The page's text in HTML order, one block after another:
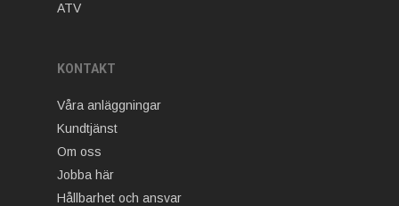
ATV
KONTAKT
Våra anläggningar
Kundtjänst
Om oss
Jobba här
Hållbarhet och ansvar